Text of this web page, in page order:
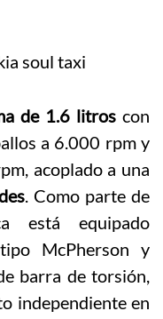
de 1.6 litroscon
a 6.000 rpm y
acoplado a una
. Como parte de
está equipado
McPherson y
barra de torsión,
independiente en